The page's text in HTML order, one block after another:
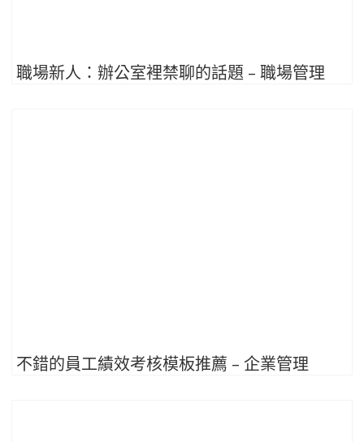
職場新人：辦公室裡禁聊的話題 – 職場管理
不錯的員工績效考核模板推薦 – 企業管理